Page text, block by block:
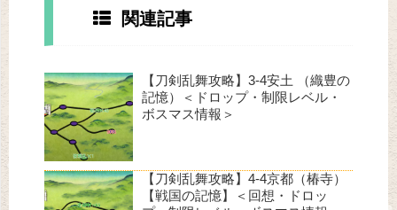
関連記事
【刀剣乱舞攻略】3-4安土 （織豊の
記憶）＜ドロップ・制限レベル・
ボスマス情報＞
【刀剣乱舞攻略】4-4京都（椿寺）
【戦国の記憶】＜回想・ドロッ